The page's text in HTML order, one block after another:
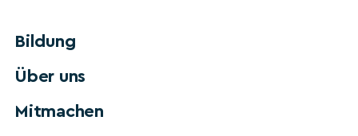
Bildung
Über uns
Mitmachen